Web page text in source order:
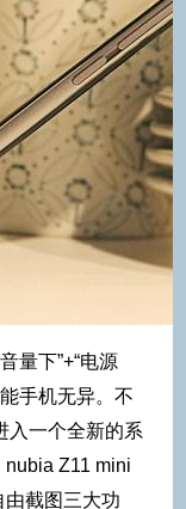
量下”+“电源
手机无异。不
入一个全新的系
nubia Z11 mini
由截图三大功